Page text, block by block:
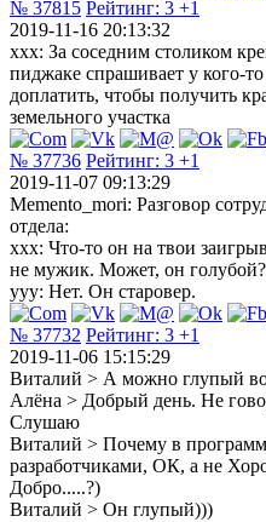
№ 37815 Рейтинг: 3 +1
2019-11-16 20:13:32
xxx: За соседним столиком
пиджаке спрашивает у кого-
доплатить, чтобы получить
земельного участка
№ 37736 Рейтинг: 3 +1
2019-11-07 09:13:29
Memento_mori: Разговор
отдела:
ххх: Что-то он на твои
не мужик. Может, он голубой?
ууу: Нет. Он старовер.
№ 37732 Рейтинг: 3 +1
2019-11-06 15:15:29
Виталий > А можно глупый
Алёна > Добрый день. Не
Слушаю
Виталий > Почему в
разработчиками, ОК, а не
Добро.....?)
Виталий > Он глупый)))